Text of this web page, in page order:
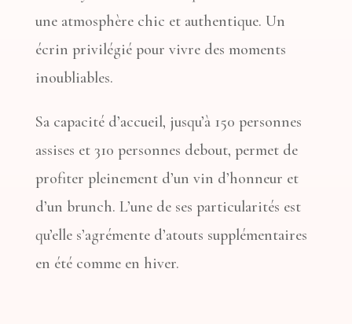
une atmosphère chic et authentique. Un
écrin privilégié pour vivre des moments
inoubliables.
Sa capacité d’accueil, jusqu’à 150 personnes
assises et 310 personnes debout, permet de
profiter pleinement d’un vin d’honneur et
d’un brunch. L’une de ses particularités est
qu’elle s’agrémente d’atouts supplémentaires
en été comme en hiver.